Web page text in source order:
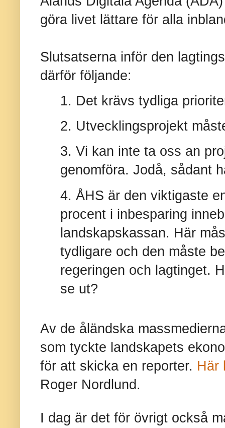
göra livet lättare för alla
Slutsatserna inför den
därför följande:
1. Det krävs tydliga
2. Utvecklingsprojekt
3. Vi kan inte ta oss an
genomföra. Jodå, sådant
4. ÅHS är den viktigaste
procent i inbesparing
landskapskassan. Här
tydligare och den måste
regeringen och lagtinget.
se ut?
Av de åländska
som tyckte landskapets
för att skicka en reporter. Här
Roger Nordlund.
I dag är det för övrigt också